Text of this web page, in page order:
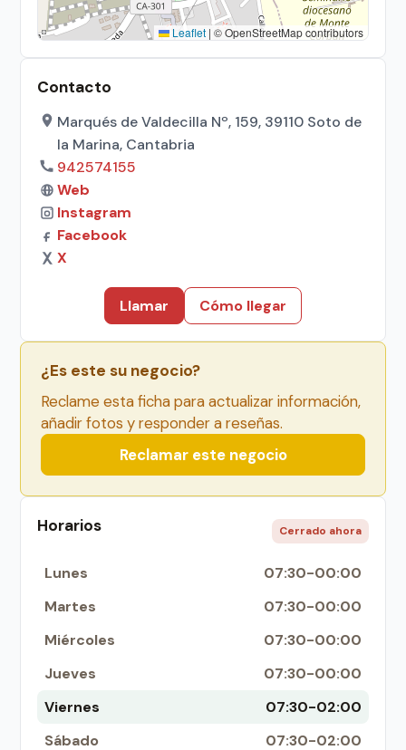
Leaflet | © OpenStreetMap contributors
Contacto
Marqués de Valdecilla Nº, 159, 39110 Soto de
la Marina, Cantabria
942574155
Web
Instagram
Facebook
X
Llamar Cómo llegar
¿Es este su negocio?
Reclame esta ficha para actualizar información,
añadir fotos y responder a reseñas.
Reclamar este negocio
Horarios Cerrado ahora
Lunes
07:30-00:00
Martes
07:30-00:00
Miércoles
07:30-00:00
Jueves
07:30-00:00
Viernes
07:30-02:00
Sábado
07:30-02:00